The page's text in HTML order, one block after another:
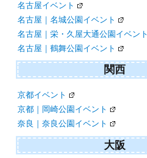
名古屋イベント
名古屋｜名城公園イベント
名古屋｜栄・久屋大通公園イベント
名古屋｜鶴舞公園イベント
関西
京都イベント
京都｜岡崎公園イベント
奈良｜奈良公園イベント
大阪